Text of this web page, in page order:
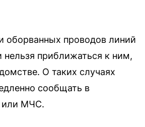
оборванных проводов линий
нельзя приближаться к ним,
О таких случаях
сообщать в
или МЧС.